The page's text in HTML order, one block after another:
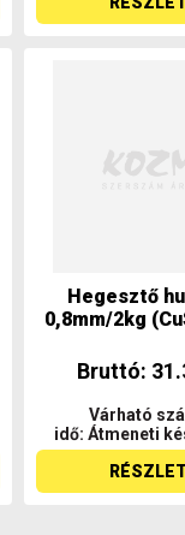
Hegesztő
0,8mm/2kg
Bruttó:
Várható
idő: Átmeneti